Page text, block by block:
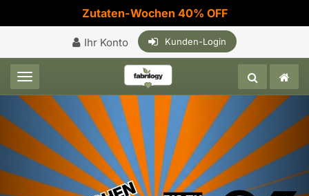
Zutaten-Wochen 40% OFF
Ihr Konto Kunden-Login
Toggle navigation